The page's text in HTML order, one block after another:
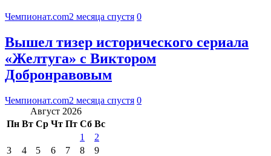
Чемпионат.com2 месяца спустя 0
Вышел тизер исторического сериала
«Желтуга» с Виктором
Добронравовым
Чемпионат.com2 месяца спустя 0
Август 2026
Пн Вт Ср Чт Пт Сб Вс
1
2
3
4 5 6 7 8
9